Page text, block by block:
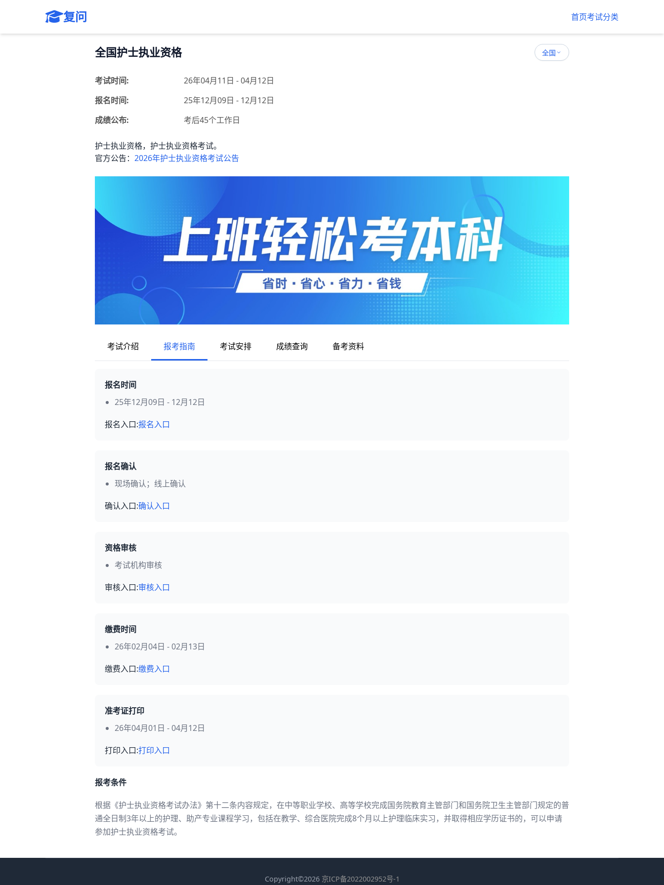
复问 首页考试分类
全国护士执业资格 全国
考试时间:
26年04月11日 - 04月12日
报名时间:
25年12月09日 - 12月12日
成绩公布:
考后45个工作日
护士执业资格，护士执业资格考试。
官方公告： 2026年护士执业资格考试公告
考试介绍 报考指南 考试安排 成绩查询 备考资料
报名时间
25年12月09日 - 12月12日
报名入口:报名入口
报名确认
现场确认；线上确认
确认入口:确认入口
资格审核
考试机构审核
审核入口:审核入口
缴费时间
26年02月04日 - 02月13日
缴费入口:缴费入口
准考证打印
26年04月01日 - 04月12日
打印入口:打印入口
报考条件
根据《护士执业资格考试办法》第十二条内容规定，在中等职业学校、高等学校完成国务院教育主管部门和国务院卫生主管部门规定的普
通全日制3年以上的护理、助产专业课程学习，包括在教学、综合医院完成8个月以上护理临床实习，并取得相应学历证书的，可以申请
参加护士执业资格考试。
Copyright©2026 京ICP备2022002952号-1